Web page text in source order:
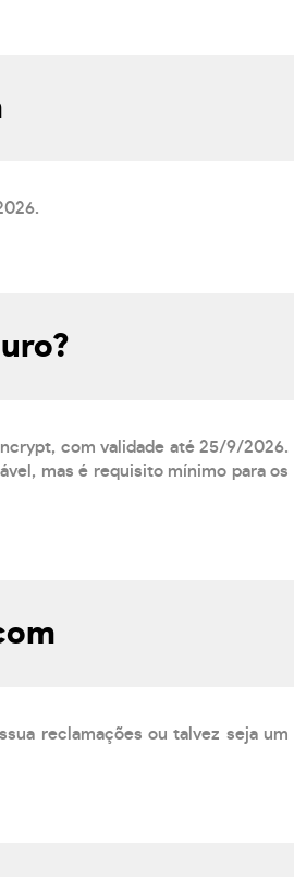
com validade até 25/9/2026.
mas é requisito mínimo para os
reclamações ou talvez seja um